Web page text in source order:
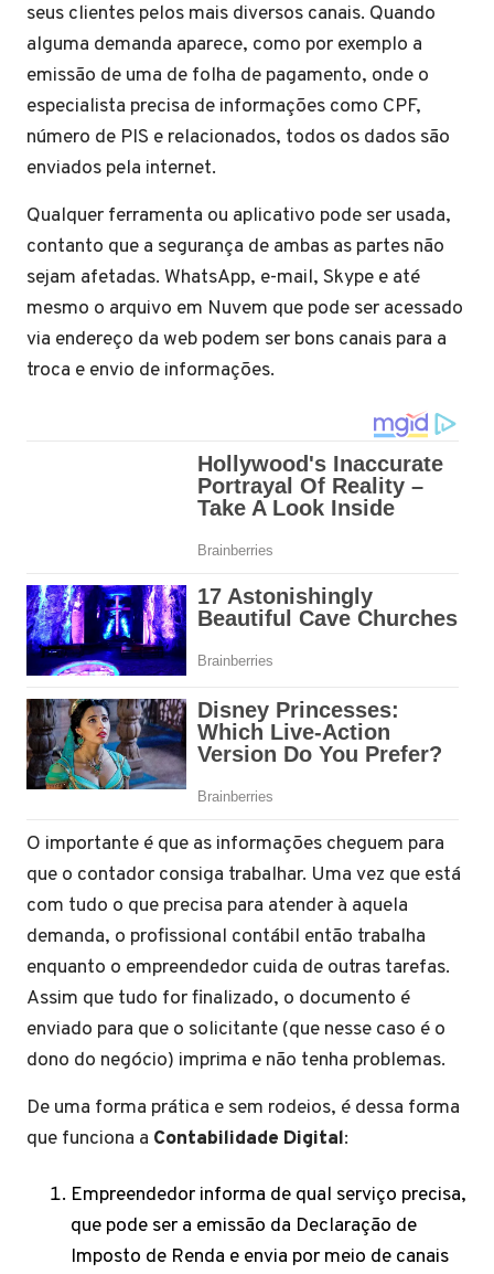
seus clientes pelos mais diversos canais. Quando
alguma demanda aparece, como por exemplo a
emissão de uma de folha de pagamento, onde o
especialista precisa de informações como CPF,
número de PIS e relacionados, todos os dados são
enviados pela internet.
Qualquer ferramenta ou aplicativo pode ser usada,
contanto que a segurança de ambas as partes não
sejam afetadas. WhatsApp, e-mail, Skype e até
mesmo o arquivo em Nuvem que pode ser acessado
via endereço da web podem ser bons canais para a
troca e envio de informações.
O importante é que as informações cheguem para
que o contador consiga trabalhar. Uma vez que está
com tudo o que precisa para atender à aquela
demanda, o profissional contábil então trabalha
enquanto o empreendedor cuida de outras tarefas.
Assim que tudo for finalizado, o documento é
enviado para que o solicitante (que nesse caso é o
dono do negócio) imprima e não tenha problemas.
De uma forma prática e sem rodeios, é dessa forma
que funciona a Contabilidade Digital:
Empreendedor informa de qual serviço precisa,
que pode ser a emissão da Declaração de
Imposto de Renda e envia por meio de canais